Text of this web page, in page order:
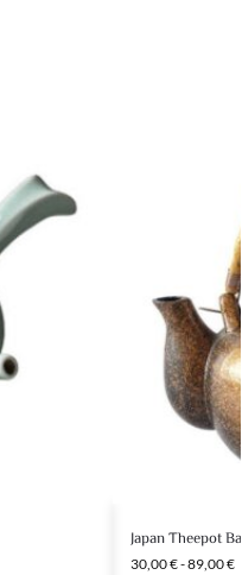
Japan Theepot
30,00€-89,00€